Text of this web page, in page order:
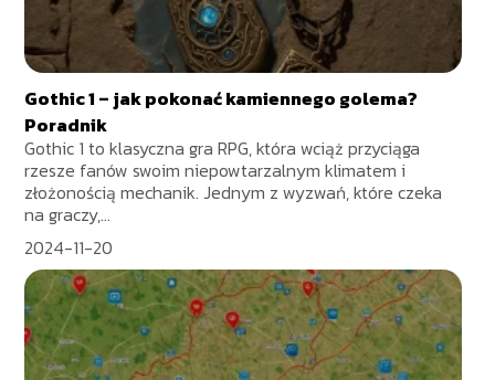
Gothic 1 – jak pokonać kamiennego golema?
Poradnik
Gothic 1 to klasyczna gra RPG, która wciąż przyciąga
rzesze fanów swoim niepowtarzalnym klimatem i
złożonością mechanik. Jednym z wyzwań, które czeka
na graczy,...
2024-11-20